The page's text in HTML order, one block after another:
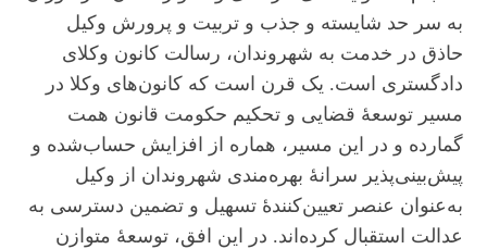
به سر حد شایسته و جذب و تربیت و پرورش وکیل
حاذق در خدمت به شهروندان، رسالت کانون وکلای
دادگستری است. یک قرن است که کانون‌های وکلا در
مسیر توسعۀ قضایی و تحکیم حکومت قانون همت
گمارده و در این مسیر، هماره از افزایش حساب‌شده و
پیش‌بینی‌پذیر سرانۀ بهره‌مندی شهروندان از وکیل
به‌عنوان عنصر تعیین‌کنندۀ تسهیل و تضمین دسترسی به
عدالت استقبال کرده‌اند. در این افق، توسعۀ متوازن